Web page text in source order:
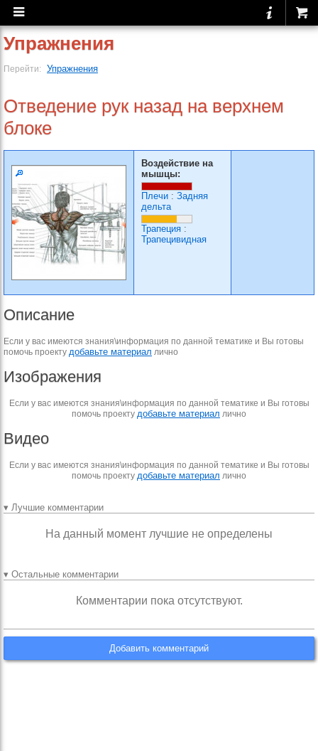
Упражнения
Перейти: Упражнения
Отведение рук назад на верхнем
блоке
Воздействие на
мышцы:
Плечи : Задняя
дельта
Трапеция :
Трапецивидная
Описание
Если у вас имеются знания\информация по данной тематике и Вы готовы
помочь проекту добавьте материал лично
Изображения
Если у вас имеются знания\информация по данной тематике и Вы готовы
помочь проекту добавьте материал лично
Видео
Если у вас имеются знания\информация по данной тематике и Вы готовы
помочь проекту добавьте материал лично
▾ Лучшие комментарии
На данный момент лучшие не определены
▾ Остальные комментарии
Комментарии пока отсутствуют.
Добавить комментарий